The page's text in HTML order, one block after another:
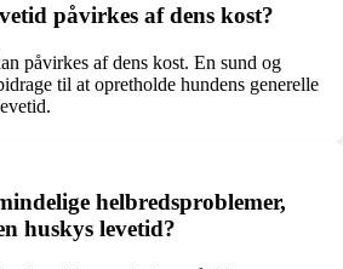
påvirkes af dens kost?
påvirkes af dens kost. En sund og
til at opretholde hundens generelle
helbredsproblemer,
huskys levetid?